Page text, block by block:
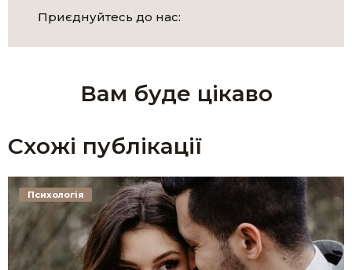
Приєднуйтесь до нас:
Вам буде цікаво
Схожі публікації
Психологія